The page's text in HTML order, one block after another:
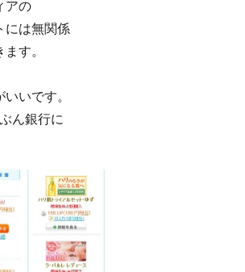
アの
には無関係
す。
いです。
ん銀行に